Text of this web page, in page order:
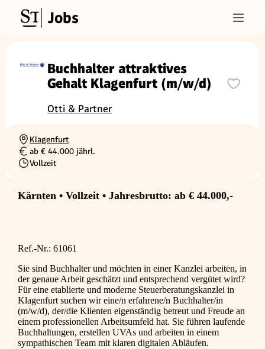
Jobs
Buchhalter attraktives
Gehalt Klagenfurt (m/w/d)
Otti & Partner
Ortschaft
Klagenfurt
Gehalt
ab € 44.000 jährl.
Beschäftigungsart
Vollzeit
Kärnten • Vollzeit • Jahresbrutto: ab € 44.000,-
Ref.-Nr.: 61061
Sie sind Buchhalter und möchten in einer Kanzlei arbeiten, in
der genaue Arbeit geschätzt und entsprechend vergütet wird?
Für eine etablierte und moderne Steuerberatungskanzlei in
Klagenfurt suchen wir eine/n erfahrene/n Buchhalter/in
(m/w/d), der/die Klienten eigenständig betreut und Freude an
einem professionellen Arbeitsumfeld hat. Sie führen laufende
Buchhaltungen, erstellen UVAs und arbeiten in einem
sympathischen Team mit klaren digitalen Abläufen.